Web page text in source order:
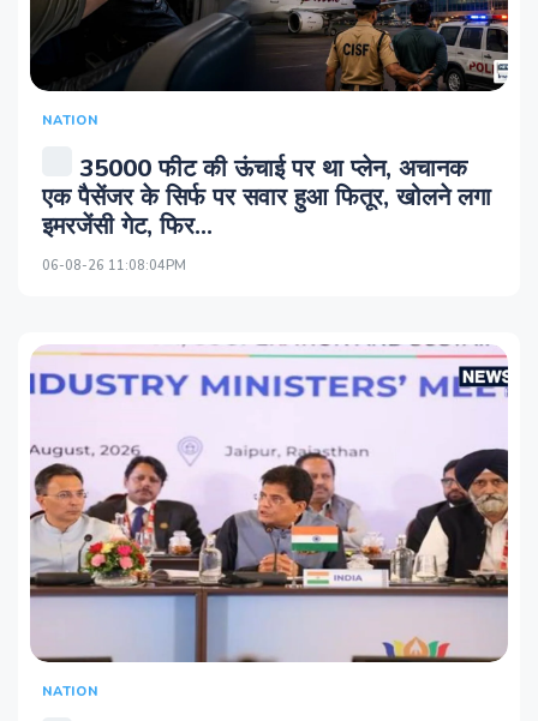
NATION
35000 फीट की ऊंचाई पर था प्‍लेन, अचानक
एक पैसेंजर के सिर्फ पर सवार हुआ फितूर, खोलने लगा
इमरजेंसी गेट, फिर...
06-08-26 11:08:04PM
NATION